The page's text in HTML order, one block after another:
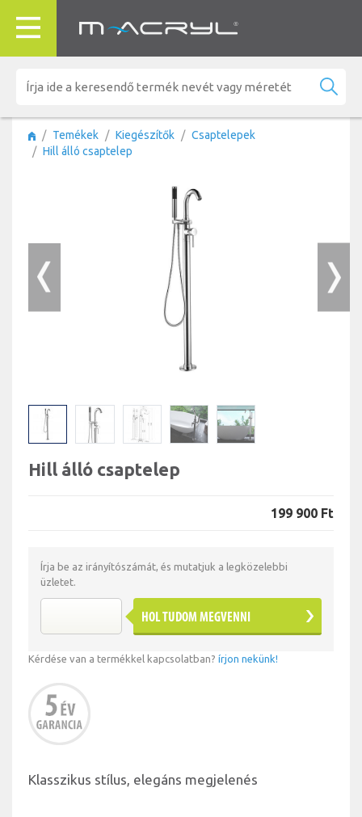
Temékek Kiegészítők
Csaptelepek
Hill álló csaptelep
Hill álló csaptelep
199 900 Ft
Írja be az irányítószámát, és mutatjuk a legközelebbi
üzletet.
HOL TUDOM MEGVENNI
Kérdése van a termékkel kapcsolatban? írjon nekünk!
Klasszikus stílus, elegáns megjelenés